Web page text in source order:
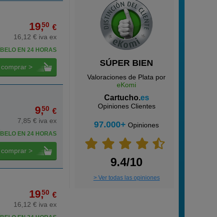
SÚPER BIEN
Valoraciones de Plata por
eKomi
Cartucho.es
Opiniones Clientes
97.000+ Opiniones
9.4/10
> Ver todas las opiniones
19,50 €
16,12 € iva ex
EN 24 HORAS
comprar >
9,50 €
7,85 € iva ex
EN 24 HORAS
comprar >
19,50 €
16,12 € iva ex